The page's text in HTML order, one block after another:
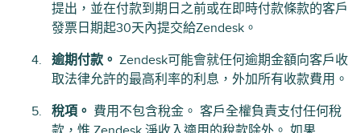
提出，並在付款到期日之前或在即時付款條款的客戶
發票日期起30天內提交給Zendesk。
逾期付款。 Zendesk可能會就任何逾期金額向客戶收
取法律允許的最高利率的利息，外加所有收款費用。
稅項。 費用不包含稅金。 客戶全權負責支付任何稅